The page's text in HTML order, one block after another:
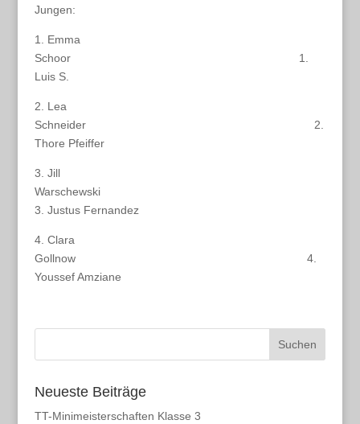
Jungen:
1. Emma
Schoor 1.
Luis S.
2. Lea
Schneider 2.
Thore Pfeiffer
3. Jill
Warschewski
3. Justus Fernandez
4. Clara
Gollnow 4.
Youssef Amziane
Neueste Beiträge
TT-Minimeisterschaften Klasse 3